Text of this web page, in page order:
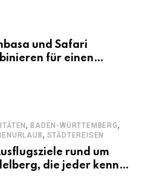
und Safari
für einen
,BADEN-WÜRTTEMBERG,
, STÄDTEREISEN
rund um
die jeder kennen